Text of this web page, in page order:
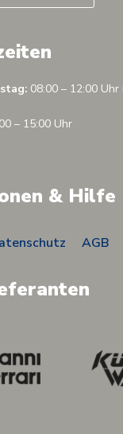
08:00 – 12:00
– 15:00 Uhr
& Hilfe
AGB